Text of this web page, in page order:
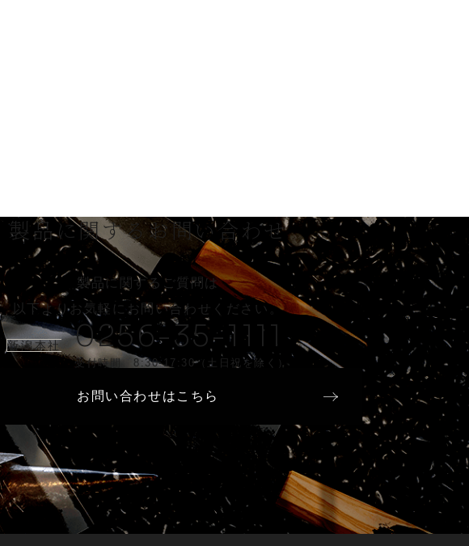
製品に関するお問い合わせ
製品に関するご質問は
以下よりお気軽に
お問い合わせください。
新潟本社 0256-35-1111
受付時間 8:30-17:30（土日祝を除く）
お問い合わせはこちら